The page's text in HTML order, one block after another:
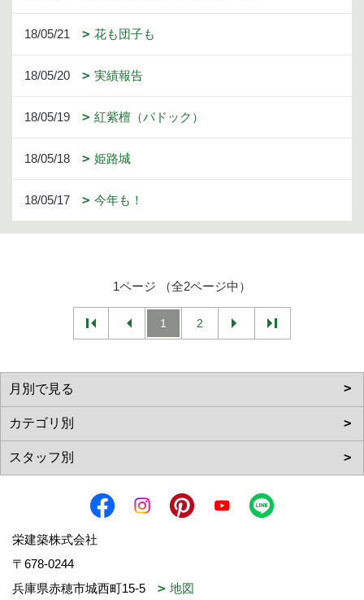
18/05/21 花も団子も
18/05/20 実績報告
18/05/19 紅紫檀（パドック）
18/05/18 姫路城
18/05/17 今年も！
1ページ （全2ページ中）
1 2
栄建築株式会社
〒678-0244
兵庫県赤穂市城西町15-5
地図